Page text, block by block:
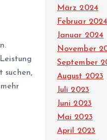
suchen,
März 2024
Februar 2024
Januar 2024
November
September
August 2023
Juli 2023
Juni 2023
Mai 2023
April 2023